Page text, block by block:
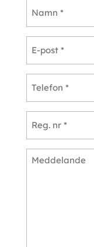
post
*
*Meddelande